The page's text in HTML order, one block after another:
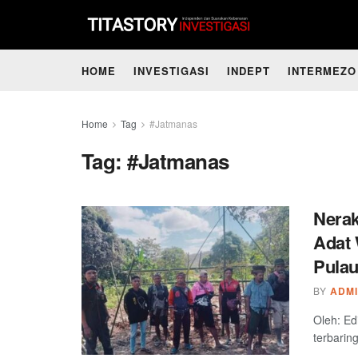
HOME INVESTIGASI INDEPT INTERMEZO
Home Tag #Jatmanas
Tag:#Jatmanas
Adat
BY
Oleh: